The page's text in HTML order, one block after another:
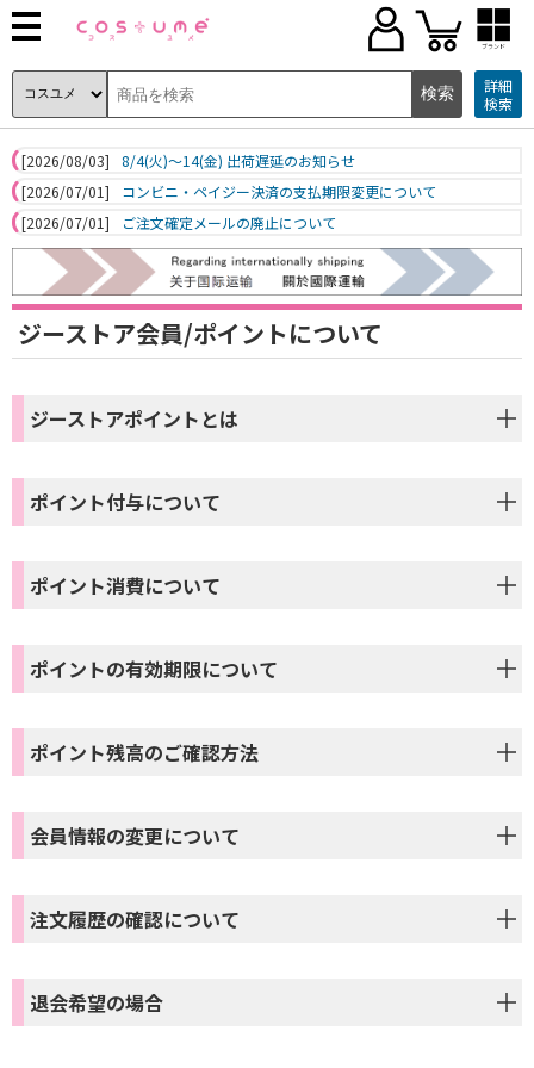
ブランド
詳細
検索
[2026/08/03]
8/4(火)～14(金) 出荷遅延のお知らせ
[2026/07/01]
コンビニ・ペイジー決済の支払期限変更について
[2026/07/01]
ご注文確定メールの廃止について
ジーストア会員/ポイントについて
ジーストアポイントとは
ポイント付与について
ポイント消費について
ポイントの有効期限について
ポイント残高のご確認方法
会員情報の変更について
注文履歴の確認について
退会希望の場合